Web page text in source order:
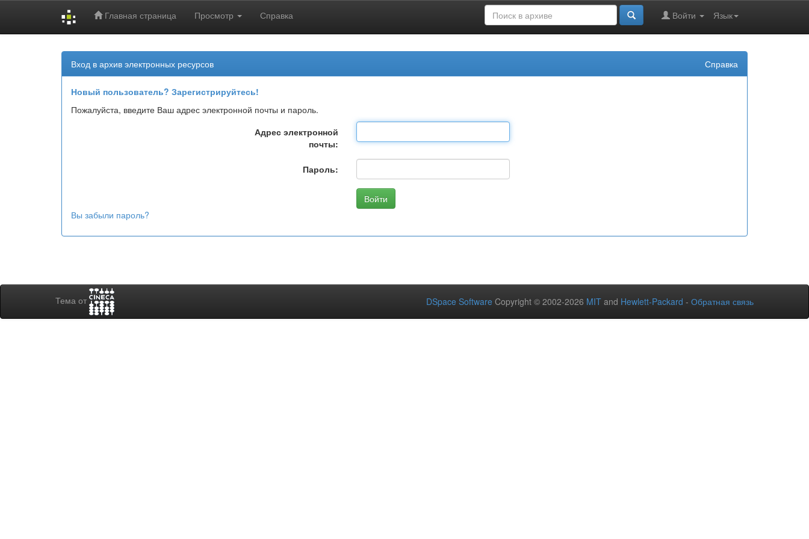
Главная страница Просмотр Справка Язык
Войти
Вход в архив электронных ресурсов Справка
Новый пользователь? Зарегистрируйтесь!
Пожалуйста, введите Ваш адрес электронной почты и пароль.
Адрес электронной
почты:
Пароль:
Вы забыли пароль?
Тема от DSpace Software Copyright © 2002-2026 MIT and Hewlett-Packard - Обратная связь